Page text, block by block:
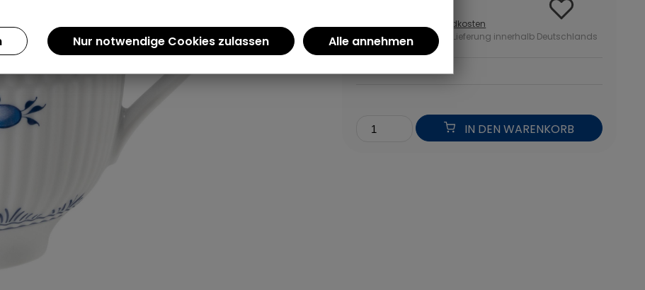
inkl. MwSt zzgl.Versandkosten
ab 50 Euro kostenlose Lieferung innerhalb Deutschlands
*
IN DEN WARENKORB